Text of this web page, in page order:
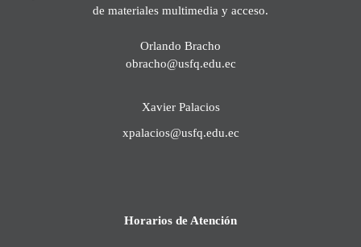
de materiales multimedia y acceso.
Orlando Bracho
obracho@usfq.edu.ec
Xavier Palacios
xpalacios@usfq.edu.ec
Horarios de Atención